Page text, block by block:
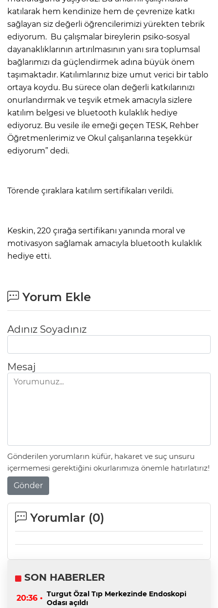
katılarak hem kendinize hem de çevrenize katkı
sağlayan siz değerli öğrencilerimizi yürekten tebrik
ediyorum. Bu çalışmalar bireylerin psiko-sosyal
dayanaklıklarının artırılmasının yanı sıra toplumsal
bağlarımızı da güçlendirmek adına büyük önem
taşımaktadır. Katılımlarınız bize umut verici bir tablo
ortaya koydu. Bu sürece olan değerli katkılarınızı
onurlandırmak ve teşvik etmek amacıyla sizlere
katılım belgesi ve bluetooth kulaklık hediye
ediyoruz. Bu vesile ile emeği geçen TESK, Rehber
Öğretmenlerimiz ve Okul çalışanlarına teşekkür
ediyorum” dedi.
Törende çıraklara katılım sertifikaları verildi.
Keskin, 220 çırağa sertifikanı yanında moral ve
motivasyon sağlamak amacıyla bluetooth kulaklık
hediye etti.
Yorum Ekle
Adınız Soyadınız
Mesaj
Gönderilen yorumların küfür, hakaret ve suç unsuru
içermemesi gerektiğini okurlarımıza önemle hatırlatırız!
Gönder
Yorumlar (0)
SON HABERLER
20:36 • Turgut Özal Tıp Merkezinde Endoskopi
Odası açıldı